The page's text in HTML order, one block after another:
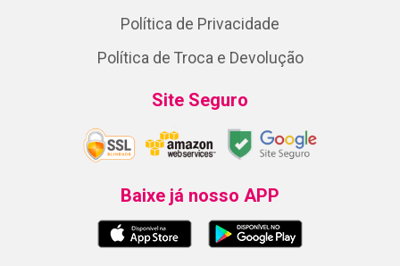
Política de Privacidade
Política de Troca e Devolução
Site Seguro
Baixe já nosso APP